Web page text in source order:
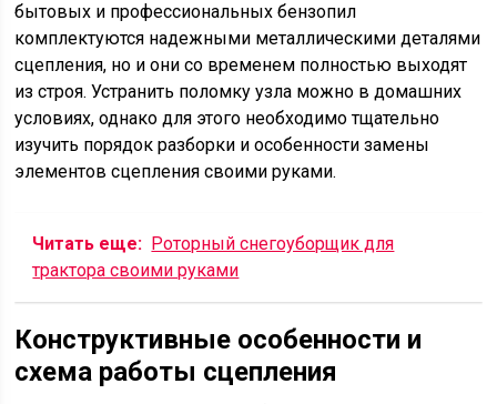
бытовых и профессиональных бензопил
комплектуются надежными металлическими деталями
сцепления, но и они со временем полностью выходят
из строя. Устранить поломку узла можно в домашних
условиях, однако для этого необходимо тщательно
изучить порядок разборки и особенности замены
элементов сцепления своими руками.
Читать еще: Роторный снегоуборщик для
трактора своими руками
Конструктивные особенности и
схема работы сцепления